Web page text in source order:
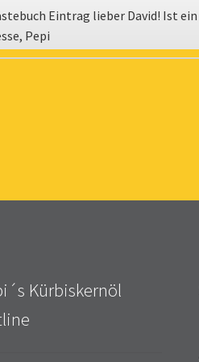
Eintrag lieber David! Ist
Pepi
Kürbiskernöl